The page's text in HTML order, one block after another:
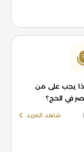
يجب على من
في الحج؟
شاهد المزيد